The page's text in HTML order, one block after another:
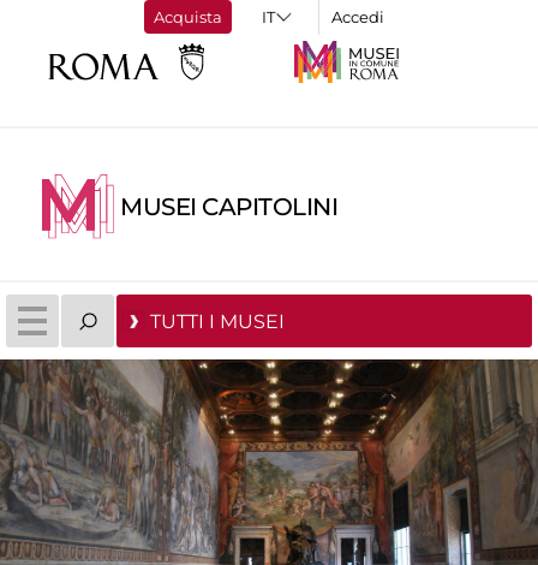
Acquista Accedi
MUSEI CAPITOLINI
TUTTI I MUSEI